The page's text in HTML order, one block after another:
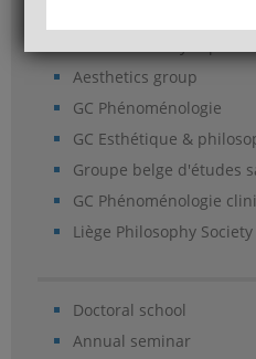
Aesthetics group
GC Phénoménologie
GC Esthétique &
Groupe belge d'études
GC Phénoménologie
Liège Philosophy Society
Doctoral school
Annual seminar